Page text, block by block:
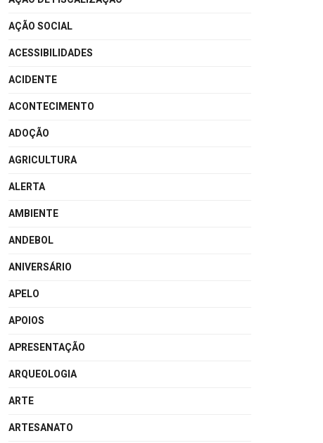
AÇÃO SOCIAL
ACESSIBILIDADES
ACIDENTE
ACONTECIMENTO
ADOÇÃO
AGRICULTURA
ALERTA
AMBIENTE
ANDEBOL
ANIVERSÁRIO
APELO
APOIOS
APRESENTAÇÃO
ARQUEOLOGIA
ARTE
ARTESANATO